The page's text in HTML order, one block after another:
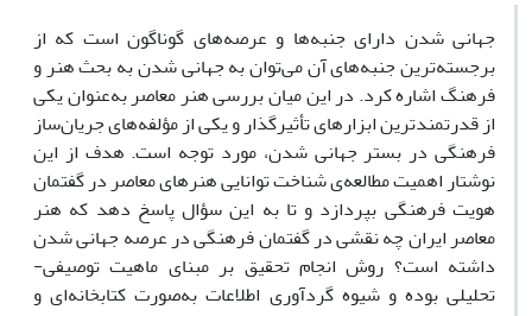
جهانی شدن دارای جنبه‌ها و عرصه‌های گوناگون است که از
برجسته‌ترین جنبه‌های آن می‌توان به جهانی شدن به بحث هنر و
فرهنگ اشاره کرد. در این میان بررسی هنر معاصر به‌عنوان یکی
از قدرتمندترین ابزارهای تأثیرگذار و یکی از مؤلفه‌های جریان‌ساز
فرهنگی در بستر جهانی شدن، مورد توجه است. هدف از این
نوشتار اهمیت مطالعه‌ی شناخت توانایی هنرهای معاصر در گفتمان
هویت فرهنگی بپردازد و تا به این سؤال پاسخ دهد که هنر
معاصر ایران چه نقشی در گفتمان فرهنگی در عرصه جهانی شدن
داشته است؟ روش انجام تحقیق بر مبناى ماهیت توصیفى-
تحلیلى بوده و شیوه گردآورى اطلاعات به‌صورت کتابخانه‌‌اى و